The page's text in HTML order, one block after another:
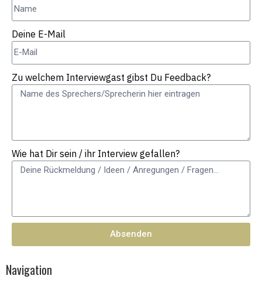
Deine E-Mail
Zu welchem Interviewgast gibst Du Feedback?
Wie hat Dir sein / ihr Interview gefallen?
Absenden
Navigation